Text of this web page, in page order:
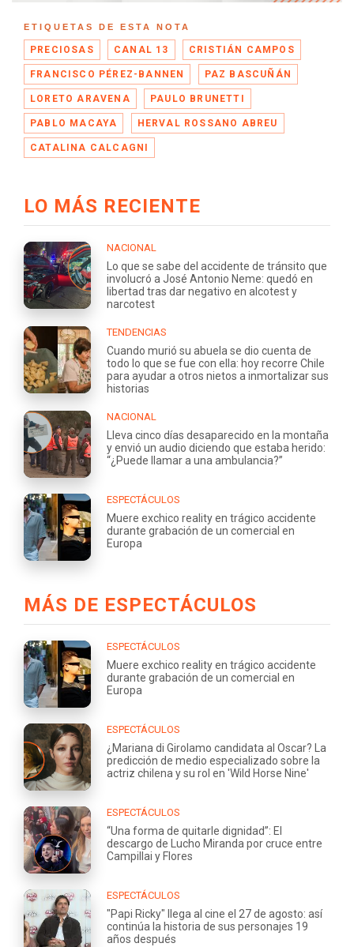
ETIQUETAS DE ESTA NOTA
PRECIOSAS CANAL 13 CRISTIÁN CAMPOS
FRANCISCO PÉREZ-BANNEN PAZ BASCUÑÁN
LORETO ARAVENA PAULO BRUNETTI
PABLO MACAYA HERVAL ROSSANO ABREU
CATALINA CALCAGNI
LO MÁS RECIENTE
NACIONAL
Lo que se sabe del accidente de tránsito que
involucró a José Antonio Neme: quedó en
libertad tras dar negativo en alcotest y
narcotest
TENDENCIAS
Cuando murió su abuela se dio cuenta de
todo lo que se fue con ella: hoy recorre Chile
para ayudar a otros nietos a inmortalizar sus
historias
NACIONAL
Lleva cinco días desaparecido en la montaña
y envió un audio diciendo que estaba herido:
“¿Puede llamar a una ambulancia?”
ESPECTÁCULOS
Muere exchico reality en trágico accidente
durante grabación de un comercial en
Europa
MÁS DE ESPECTÁCULOS
ESPECTÁCULOS
Muere exchico reality en trágico accidente
durante grabación de un comercial en
Europa
ESPECTÁCULOS
¿Mariana di Girolamo candidata al Oscar? La
predicción de medio especializado sobre la
actriz chilena y su rol en 'Wild Horse Nine'
ESPECTÁCULOS
“Una forma de quitarle dignidad”: El
descargo de Lucho Miranda por cruce entre
Campillai y Flores
ESPECTÁCULOS
"Papi Ricky" llega al cine el 27 de agosto: así
continúa la historia de sus personajes 19
años después